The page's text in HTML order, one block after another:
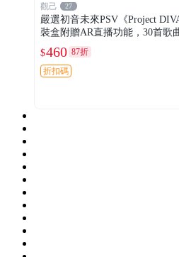
觀己 27
嚴選初音未來PSV《Project
裝盒附贈AR直播功能，30首歌
主機專用 電玩 卡
$460 87折
折扣碼